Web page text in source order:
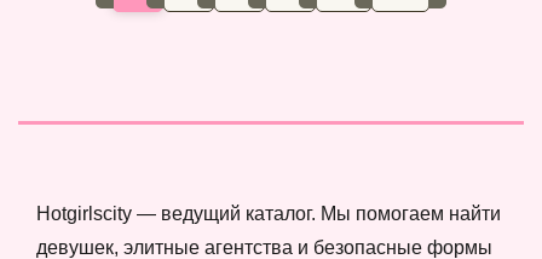
Hotgirlscity — ведущий каталог. Мы помогаем найти
девушек, элитные агентства и безопасные формы